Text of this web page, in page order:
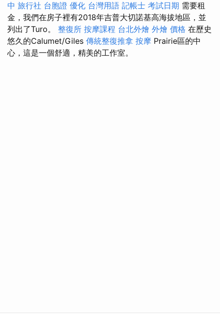
中 旅行社 台胞證 優化 台灣用語 記帳士 考試日期 需要租
金，我們在房子裡有2018年吉普大切諾基高海拔地區，並
列出了Turo。 整復所 按摩課程 台北外燴 外燴 價格 在歷史
悠久的Calumet/Giles 傳統整復推拿 按摩 Prairie區的中
心，這是一個舒適，精美的工作室。